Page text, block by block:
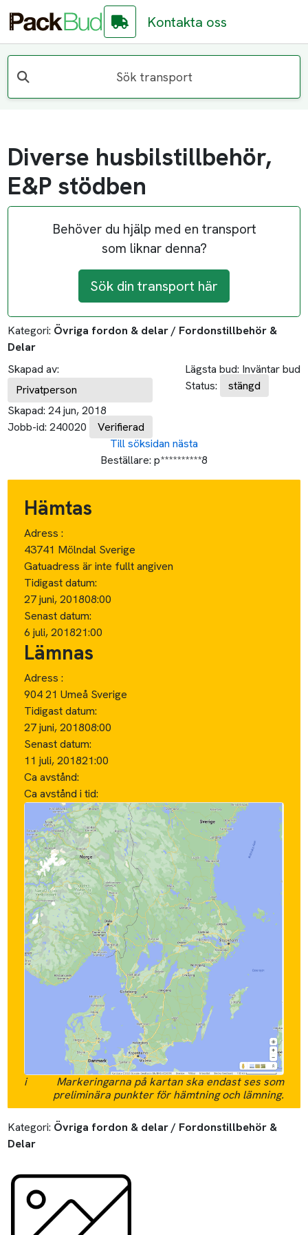
Kontakta oss
Sök transport
Diverse husbilstillbehör,
E&P stödben
Behöver du hjälp med en transport
som liknar denna?
Sök din transport här
Kategori: Övriga fordon & delar / Fordonstillbehör &
Delar
Skapad av:
Privatperson
Skapad: 24 jun, 2018
Jobb-id: 240020 Verifierad
Lägsta bud: Inväntar bud
Status:
stängd
Till söksidan nästa
Beställare: p**********8
Hämtas
Adress :
43741 Mölndal Sverige
Gatuadress är inte fullt angiven
Tidigast datum:
27 juni, 201808:00
Senast datum:
6 juli, 201821:00
Lämnas
Adress :
904 21 Umeå Sverige
Tidigast datum:
27 juni, 201808:00
Senast datum:
11 juli, 201821:00
Ca avstånd:
Ca avstånd i tid:
i
Markeringarna på kartan ska endast ses som
preliminära punkter för hämtning och lämning.
Kategori: Övriga fordon & delar / Fordonstillbehör &
Delar